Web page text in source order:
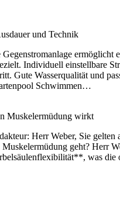
und Technik
Individuell einstellbare
Gute Wasserqualität und
Schwimmen…
Muskelermüdung wirkt
Herr Weber, Sie
geht? Herr
was